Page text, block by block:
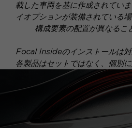
載した車両を基に作成されてい
イオプションが装備されている
構成要素の配置が異なるこ
Focal Insideのインストールは対
各製品はセットではなく、個別に